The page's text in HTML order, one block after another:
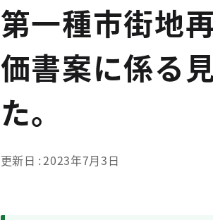
第一種市街地
価書案に係る
た。
更新日 2023年7月3日